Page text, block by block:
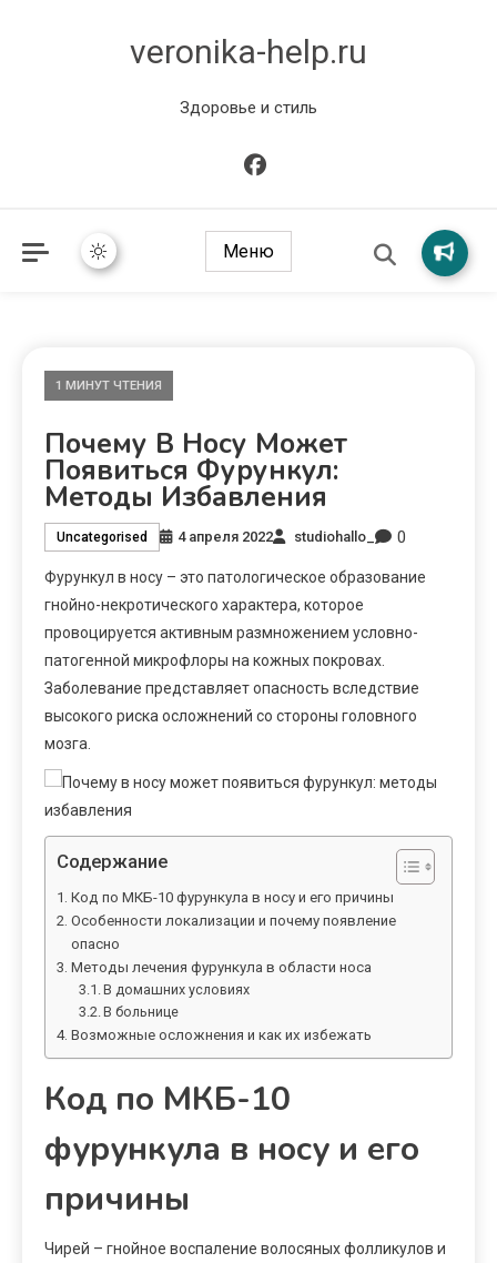
veronika-help.ru
Здоровье и стиль
Меню
1 МИНУТ ЧТЕНИЯ
Почему В Носу Может
Появиться Фурункул:
Методы Избавления
Uncategorised 4 апреля 2022 studiohallo_ 0
Фурункул в носу – это патологическое образование
гнойно-некротического характера, которое
провоцируется активным размножением условно-
патогенной микрофлоры на кожных покровах.
Заболевание представляет опасность вследствие
высокого риска осложнений со стороны головного
мозга.
Содержание
Код по МКБ-10 фурункула в носу и его причины
Особенности локализации и почему появление
опасно
Методы лечения фурункула в области носа
В домашних условиях
В больнице
Возможные осложнения и как их избежать
Код по МКБ-10
фурункула в носу и его
причины
Чирей – гнойное воспаление волосяных фолликулов и